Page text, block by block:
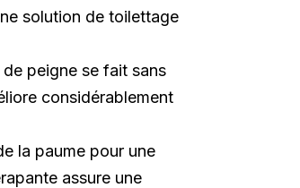
solution de toilettage
peigne se fait sans
considérablement
la paume pour une
assure une